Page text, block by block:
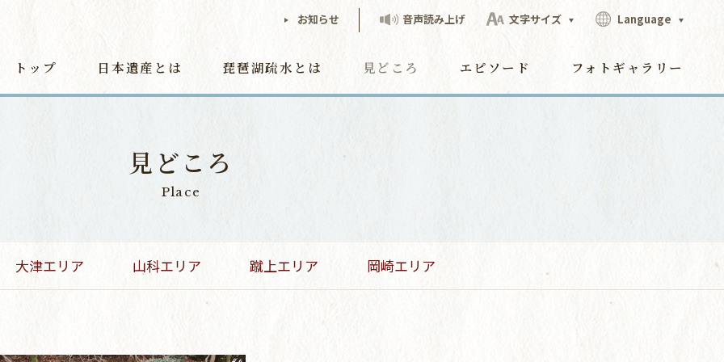
お知らせ 音声読み上げ 文字サイズ Language
トップ 日本遺産とは 琵琶湖疏水とは 見どころ エピソード フォトギャラリー
見どころ
Place
大津エリア 山科エリア 蹴上エリア 岡崎エリア